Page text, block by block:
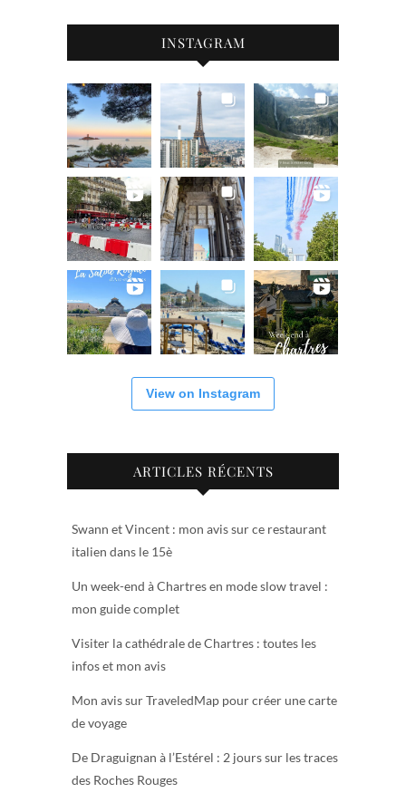
INSTAGRAM
View on Instagram
ARTICLES RÉCENTS
Swann et Vincent : mon avis sur ce restaurant
italien dans le 15è
Un week-end à Chartres en mode slow travel :
mon guide complet
Visiter la cathédrale de Chartres : toutes les
infos et mon avis
Mon avis sur TraveledMap pour créer une carte
de voyage
De Draguignan à l’Estérel : 2 jours sur les traces
des Roches Rouges